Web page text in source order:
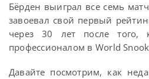
Бёрден выиграл все семь
завоевал свой первый
через 30 лет после того,
профессионалом в World
Давайте посмотрим, как